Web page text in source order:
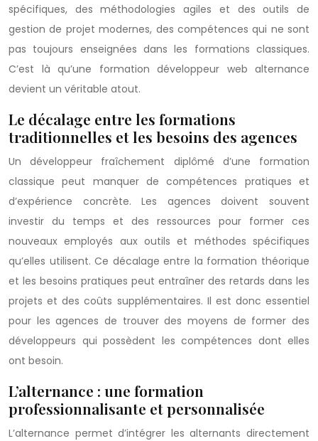
spécifiques, des méthodologies agiles et des outils de
gestion de projet modernes, des compétences qui ne sont
pas toujours enseignées dans les formations classiques.
C’est là qu’une formation développeur web alternance
devient un véritable atout.
Le décalage entre les formations
traditionnelles et les besoins des agences
Un développeur fraîchement diplômé d’une formation
classique peut manquer de compétences pratiques et
d’expérience concrète. Les agences doivent souvent
investir du temps et des ressources pour former ces
nouveaux employés aux outils et méthodes spécifiques
qu’elles utilisent. Ce décalage entre la formation théorique
et les besoins pratiques peut entraîner des retards dans les
projets et des coûts supplémentaires. Il est donc essentiel
pour les agences de trouver des moyens de former des
développeurs qui possèdent les compétences dont elles
ont besoin.
L’alternance : une formation
professionnalisante et personnalisée
L’alternance permet d’intégrer les alternants directement